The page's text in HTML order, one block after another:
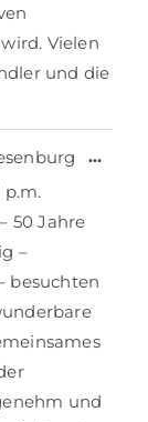
Vielen
und die
p.m.
50 Jahre
–
besuchten
und
…